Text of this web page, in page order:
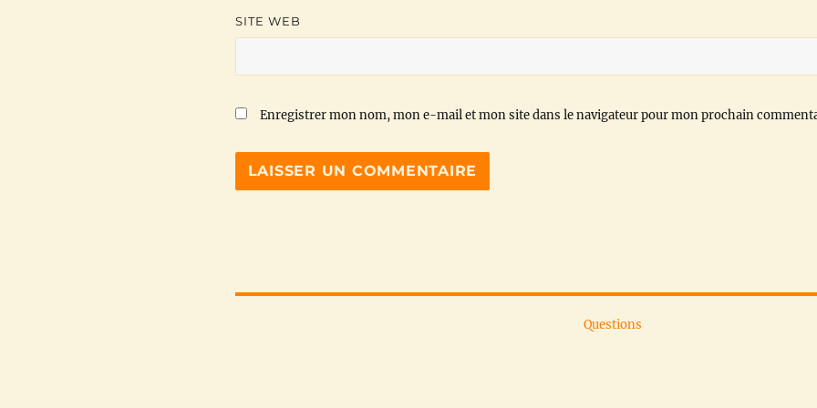
SITE WEB
Enregistrer mon nom, mon e-mail et mon site dans le navigateur pour mon prochain
Questions